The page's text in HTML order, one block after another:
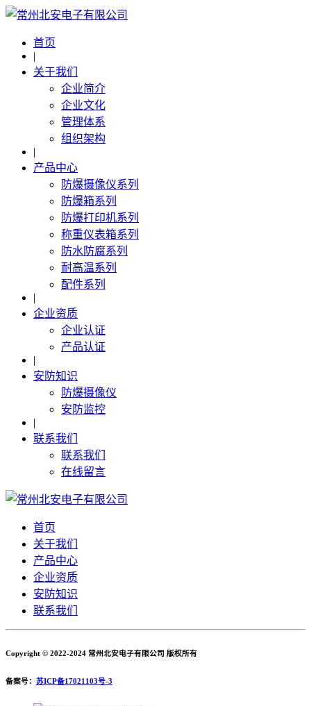
首页
|
关于我们
企业简介
企业文化
管理体系
组织架构
|
产品中心
防爆摄像仪系列
防爆箱系列
防爆打印机系列
称重仪表箱系列
防水防腐系列
耐高温系列
配件系列
|
企业资质
企业认证
产品认证
|
安防知识
防爆摄像仪
安防监控
|
联系我们
联系我们
在线留言
首页
关于我们
产品中心
企业资质
安防知识
联系我们
Copyright © 2022-2024 常州北安电子有限公司 版权所有
备案号： 苏ICP备17021103号-3